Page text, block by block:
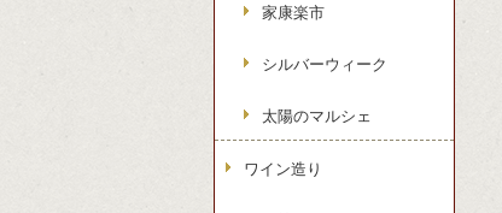
家康楽市
シルバーウィーク
太陽のマルシェ
ワイン造り